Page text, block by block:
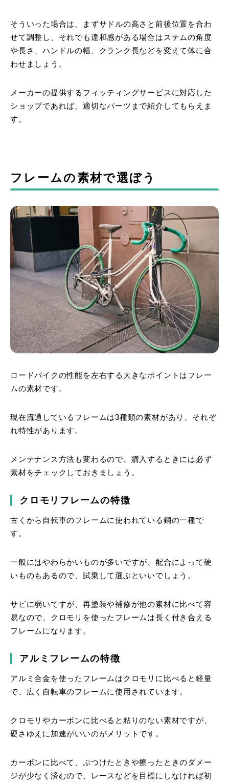
そういった場合は、まずサドルの高さと前後位置を合わ
せて調整し、それでも違和感がある場合はステムの角度
や長さ、ハンドルの幅、クランク長などを変えて体に合
わせましょう。
メーカーの提供するフィッティングサービスに対応した
ショップであれば、適切なパーツまで紹介してもらえま
す。
フレームの素材で選ぼう
ロードバイクの性能を左右する大きなポイントはフレー
ムの素材です。
現在流通しているフレームは3種類の素材があり、それぞ
れ特性があります。
メンテナンス方法も変わるので、購入するときには必ず
素材をチェックしておきましょう。
クロモリフレームの特徴
古くから自転車のフレームに使われている鋼の一種で
す。
一般にはやわらかいものが多いですが、配合によって硬
いものもあるので、試乗して選ぶといいでしょう。
サビに弱いですが、再塗装や補修が他の素材に比べて容
易なので、クロモリを使ったフレームは長く付き合える
フレームになります。
アルミフレームの特徴
アルミ合金を使ったフレームはクロモリに比べると軽量
で、広く自転車のフレームに使用されています。
クロモリやカーボンに比べると粘りのない素材ですが、
硬さゆえに加速がいいのがメリットです。
カーボンに比べて、ぶつけたときや擦ったときのダメー
ジが少なく済むので、レースなどを目標にしなければ初